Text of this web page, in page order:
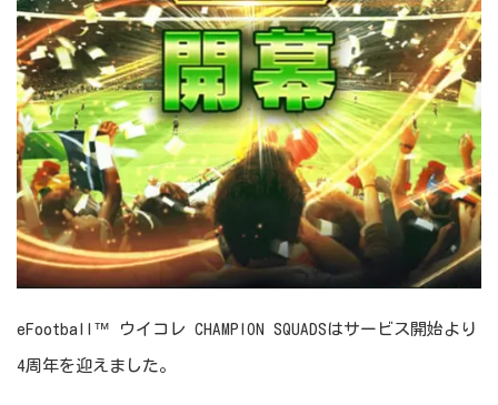
eFootball™ ウイコレ CHAMPION SQUADSはサービス開始より
4周年を迎えました。